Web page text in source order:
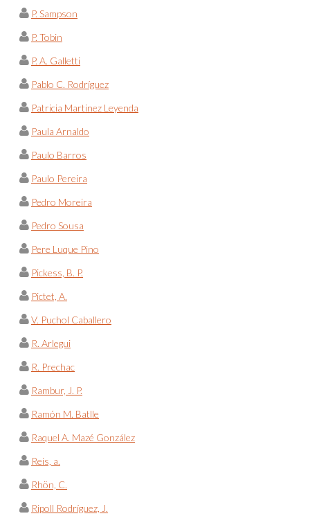
P. Sampson
P. Tobin
P. A. Galletti
Pablo C. Rodríguez
Patricia Martinez Leyenda
Paula Arnaldo
Paulo Barros
Paulo Pereira
Pedro Moreira
Pedro Sousa
Pere Luque Pino
Pickess, B. P.
Pictet, A.
V. Puchol Caballero
R. Arlegui
R. Prechac
Rambur, J. P.
Ramón M. Batlle
Raquel A. Mazé González
Reis, a.
Rhön, C.
Ripoll Rodríguez, J.